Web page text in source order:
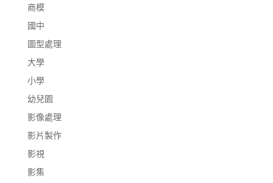
商模
國中
圖型處理
大學
小學
幼兒園
影像處理
影片製作
影視
影集